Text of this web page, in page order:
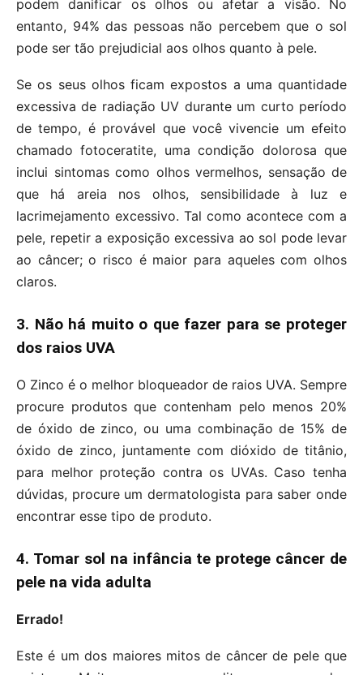
podem danificar os olhos ou afetar a visão. No
entanto, 94% das pessoas não percebem que o sol
pode ser tão prejudicial aos olhos quanto à pele.
Se os seus olhos ficam expostos a uma quantidade
excessiva de radiação UV durante um curto período
de tempo, é provável que você vivencie um efeito
chamado fotoceratite, uma condição dolorosa que
inclui sintomas como olhos vermelhos, sensação de
que há areia nos olhos, sensibilidade à luz e
lacrimejamento excessivo. Tal como acontece com a
pele, repetir a exposição excessiva ao sol pode levar
ao câncer; o risco é maior para aqueles com olhos
claros.
3. Não há muito o que fazer para se proteger
dos raios UVA
O Zinco é o melhor bloqueador de raios UVA. Sempre
procure produtos que contenham pelo menos 20%
de óxido de zinco, ou uma combinação de 15% de
óxido de zinco, juntamente com dióxido de titânio,
para melhor proteção contra os UVAs. Caso tenha
dúvidas, procure um dermatologista para saber onde
encontrar esse tipo de produto.
4. Tomar sol na infância te protege câncer de
pele na vida adulta
Errado!
Este é um dos maiores mitos de câncer de pele que